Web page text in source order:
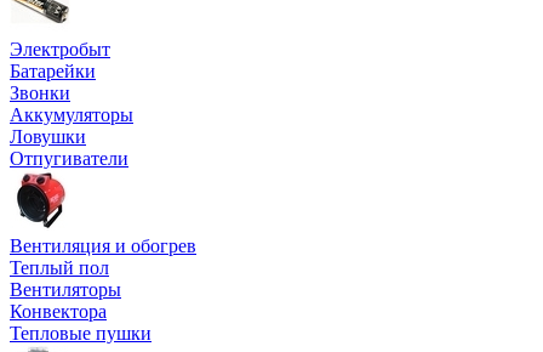
Электробыт
Батарейки
Звонки
Аккумуляторы
Ловушки
Отпугиватели
Вентиляция и обогрев
Теплый пол
Вентиляторы
Конвектора
Тепловые пушки